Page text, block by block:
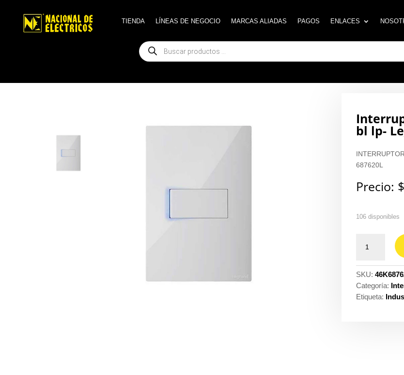
TIENDA LÍNEAS DE NEGOCIO MARCAS ALIADAS PAGOS ENLACES
Búsqueda
de
productos
TIENDA LÍNEAS DE NEGOCIO MARCAS ALIADAS PAGOS ENLACES
Búsqueda
de
productos
bl lp-
687620L
Precio: $
106 disponibles
clickme
sencillo
bl
lp-
SKU:
Categoría:
Etiqueta: